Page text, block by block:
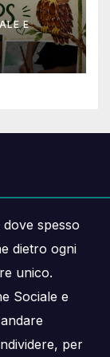
E
spesso
dietro ogni
unico.
Sociale e
per